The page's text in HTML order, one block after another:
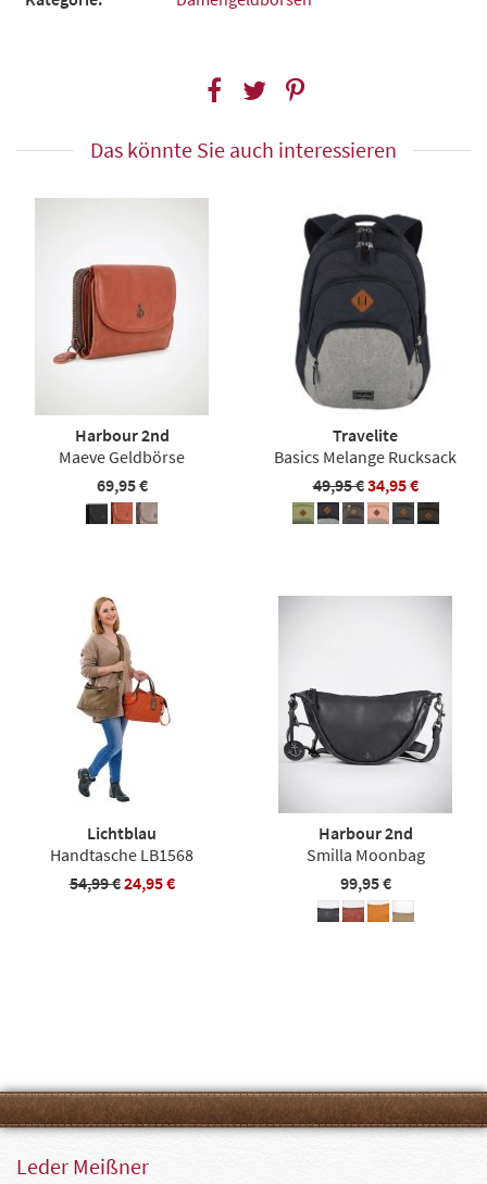
Das könnte Sie auch interessieren
Harbour 2nd
Maeve Geldbörse
69,95 €
Travelite
Basics Melange Rucksack
49,95 €34,95 €
Lichtblau
Handtasche LB1568
54,99 €24,95 €
Harbour 2nd
Smilla Moonbag
99,95 €
Leder Meißner